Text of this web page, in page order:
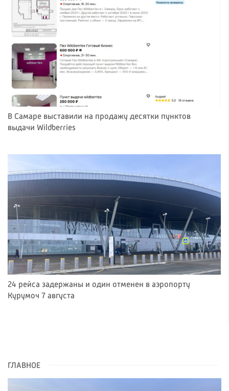
В Самаре выставили на продажу десятки пунктов
выдачи Wildberries
24 рейса задержаны и один отменен в аэропорту
Курумоч 7 августа
ГЛАВНОЕ